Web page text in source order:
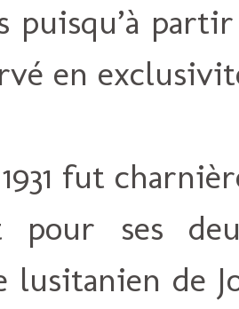
puisqu’à
en
1931 fut
pour ses
lusitanien de